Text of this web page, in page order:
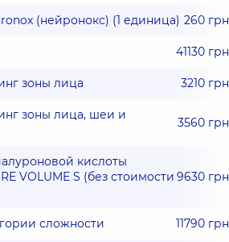
(нейронокс) (1 единица) 260 грн
41130 грн
зоны лица 3210 грн
зоны лица, шеи и
3560 грн
кислоты
VOLUME S (без стоимости 9630 грн
сложности 11790 грн